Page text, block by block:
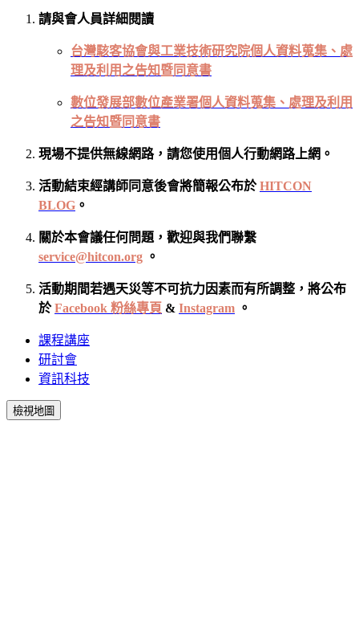
請與會人員詳細閱讀
台灣駭客協會與工業技術研究院個人資料蒐集、處
理及利用之告知暨同意書
數位發展部數位產業署個人資料蒐集、處理及利用
之告知暨同意書
現場不提供無線網路，請您使用個人行動網路上網。
活動結束經講師同意後會將簡報公布於HITCON
BLOG 。
關於本會議任何問題，歡迎與我們聯繫
service@hitcon.org 。
活動期間若遇天災等不可抗力因素而有所調整，將公布
於 Facebook 粉絲專頁 & Instagram 。
課程講座
研討會
資訊科技
檢視地圖